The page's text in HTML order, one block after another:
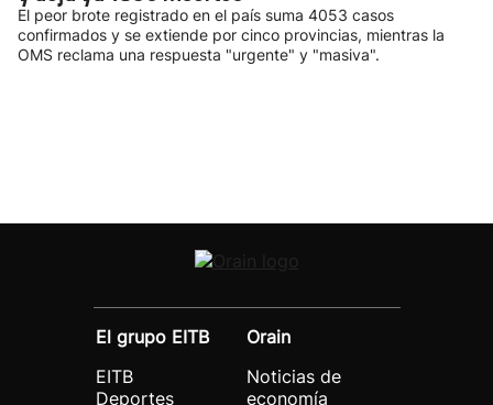
El peor brote registrado en el país suma 4053 casos
confirmados y se extiende por cinco provincias, mientras la
OMS reclama una respuesta "urgente" y "masiva".
El grupo EITB
EITB
Deportes
Orain
Noticias de
economía